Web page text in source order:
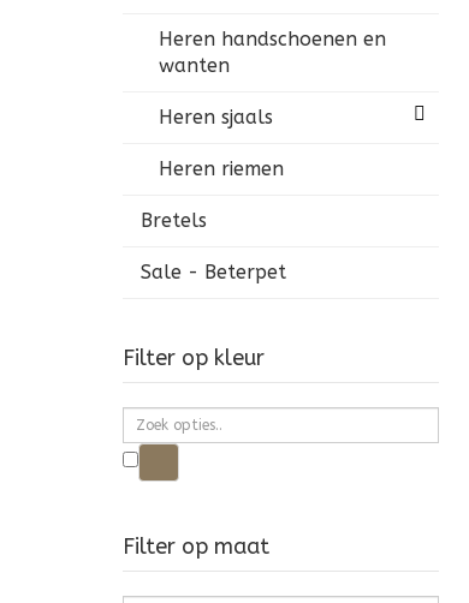
Heren handschoenen en
wanten
Heren sjaals
Heren riemen
Bretels
Sale - Beterpet
Filter op kleur
Filter op maat